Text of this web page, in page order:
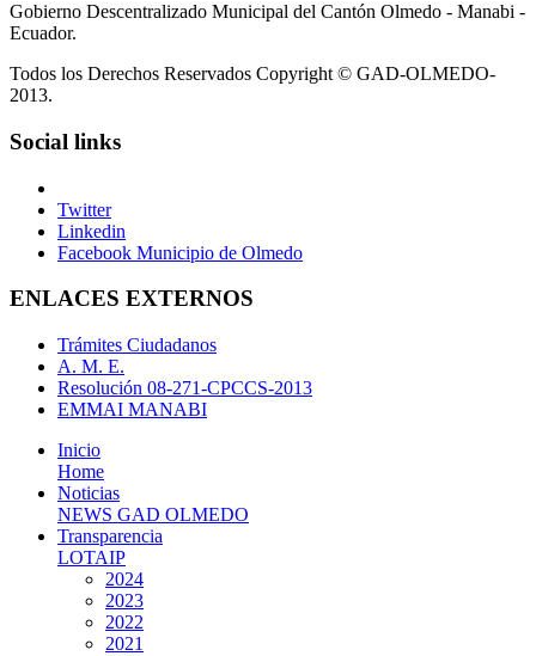
Gobierno Descentralizado Municipal del Cantón Olmedo - Manabi -
Ecuador.
Todos los Derechos Reservados Copyright © GAD-OLMEDO-
2013.
Social links
Twitter
Linkedin
Facebook Municipio de Olmedo
ENLACES EXTERNOS
Trámites Ciudadanos
A. M. E.
Resolución 08-271-CPCCS-2013
EMMAI MANABI
Inicio
Home
Noticias
NEWS GAD OLMEDO
Transparencia
LOTAIP
2024
2023
2022
2021